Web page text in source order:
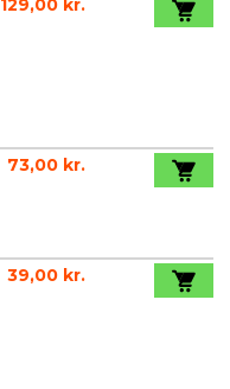
129,00 kr.
73,00 kr.
39,00 kr.